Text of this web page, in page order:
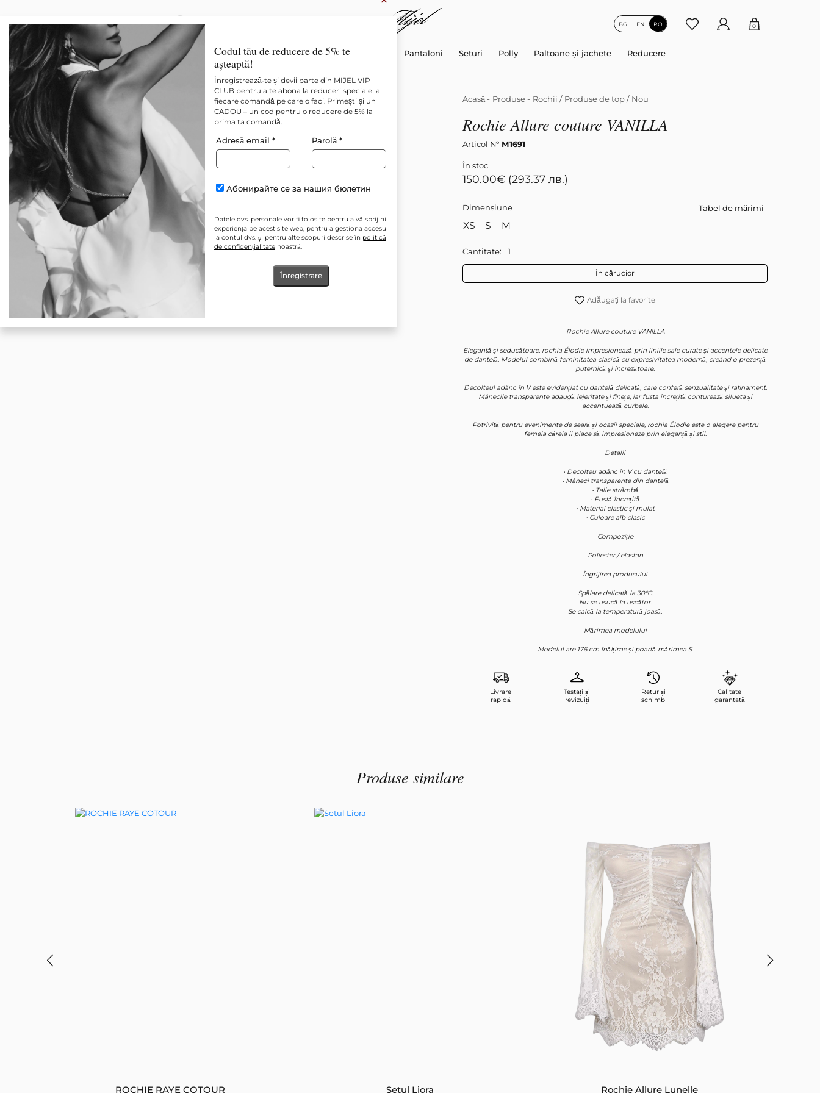
EN
BG RO 0
Nou Toate Best sellers Rochii Cămăși și Topuri Pantaloni Seturi Polly Paltoane și jachete Reducere
Acasă- Produse- Rochii / Produse de top / Nou
Rochie Allure couture VANILLA
Articol № М1691
În stoc
150.00€ (293.37 лв.)
Tabel de mărimi
Dimensiune
XS S M
Cantitate:
În cărucior
Adăugați la favorite
Rochie Allure couture VANILLA
Elegantă și seducătoare, rochia Élodie impresionează prin liniile sale curate și accentele delicate
de dantelă. Modelul combină feminitatea clasică cu expresivitatea modernă, creând o prezență
puternică și încrezătoare.
Decolteul adânc în V este evidențiat cu dantelă delicată, care conferă senzualitate și rafinament.
Mânecile transparente adaugă lejeritate și finețe, iar fusta încrețită conturează silueta și
accentuează curbele.
Potrivită pentru evenimente de seară și ocazii speciale, rochia Élodie este o alegere pentru
femeia căreia îi place să impresioneze prin eleganță și stil.
Detalii
• Decolteu adânc în V cu dantelă
• Mâneci transparente din dantelă
• Talie strâmbă
• Fustă încrețită
• Material elastic și mulat
• Culoare alb clasic
Compoziție
Poliester / elastan
Îngrijirea produsului
Spălare delicată la 30°C.
Nu se usucă la uscător.
Se calcă la temperatură joasă.
Mărimea modelului
Modelul are 176 cm înălțime și poartă mărimea S.
Livrare
rapidă
Testați și
revizuiți
Retur și
schimb
Calitate
garantată
Produse similare
ROCHIE RAYE COTOUR Setul Liora Rochie Allure Lunelle
Codul tău de reducere de 5% te
așteaptă!
Înregistrează-te și devii parte din MIJEL VIP
CLUB pentru a te abona la reduceri speciale la
fiecare comandă pe care o faci. Primești și un
CADOU – un cod pentru o reducere de 5% la
prima ta comandă.
Adresă email * Parolă *
Абонирайте се за нашия бюлетин
Datele dvs. personale vor fi folosite pentru a vă sprijini
experiența pe acest site web, pentru a gestiona accesul
la contul dvs. și pentru alte scopuri descrise în politică
de confidențialitatenoastră.
Înregistrare